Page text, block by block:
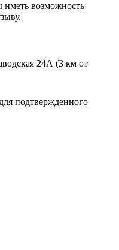
возможность
24А (3 км от
подтвержденного